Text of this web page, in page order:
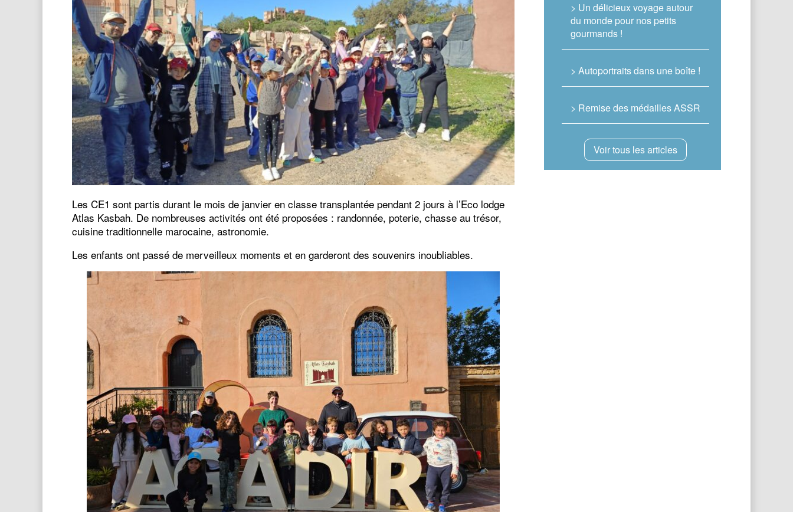
Les CE1 sont partis durant le mois de janvier en classe transplantée pendant 2 jours à l’Eco lodge
Atlas Kasbah. De nombreuses activités ont été proposées : randonnée, poterie, chasse au trésor,
cuisine traditionnelle marocaine, astronomie.
Les enfants ont passé de merveilleux moments et en garderont des souvenirs inoubliables.
> Un délicieux voyage autour
du monde pour nos petits
gourmands !
> Autoportraits dans une boîte !
> Remise des médailles ASSR
Voir tous les articles